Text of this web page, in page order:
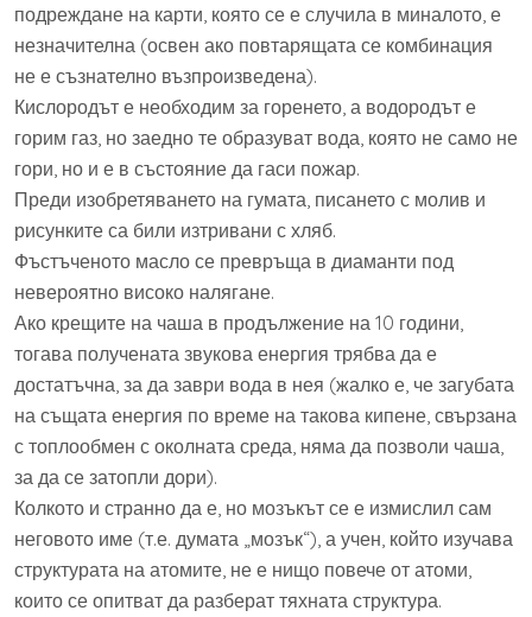
подреждане на карти, която се е случила в миналото, е
незначителна (освен ако повтарящата се комбинация
не е съзнателно възпроизведена).
Кислородът е необходим за горенето, а водородът е
горим газ, но заедно те образуват вода, която не само не
гори, но и е в състояние да гаси пожар.
Преди изобретяването на гумата, писането с молив и
рисунките са били изтривани с хляб.
Фъстъченото масло се превръща в диаманти под
невероятно високо налягане.
Ако крещите на чаша в продължение на 10 години,
тогава получената звукова енергия трябва да е
достатъчна, за да заври вода в нея (жалко е, че загубата
на същата енергия по време на такова кипене, свързана
с топлообмен с околната среда, няма да позволи чаша,
за да се затопли дори).
Колкото и странно да е, но мозъкът се е измислил сам
неговото име (т.е. думата „мозък“), а учен, който изучава
структурата на атомите, не е нищо повече от атоми,
които се опитват да разберат тяхната структура.